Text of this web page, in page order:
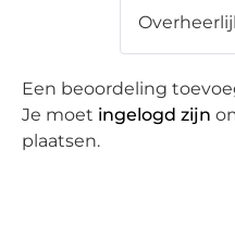
Een beoordeling
Je moet ingelogd zijn
plaatsen.